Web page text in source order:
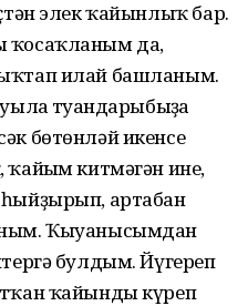
элек ҡайынлыҡ бар.
ҡосаҡланым да,
илай башланым.
туғандарыбыҙға
бөтөнләй икенсе
китмәгән ине,
артабан
Ҡыуанысымдан
булдым. Йүгереп
ҡайынды күреп